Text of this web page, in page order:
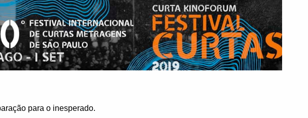
para o inesperado.